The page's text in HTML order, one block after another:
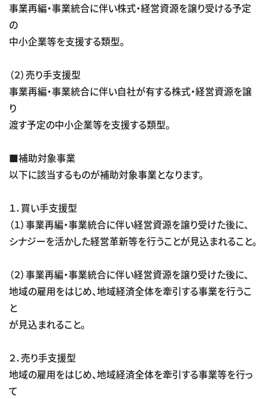
事業再編・事業統合に伴い株式・経営資源を譲り受ける予定
の
中小企業等を支援する類型。
（２）売り手支援型
事業再編・事業統合に伴い自社が有する株式・経営資源を譲
り
渡す予定の中小企業等を支援する類型。
■補助対象事業
以下に該当するものが補助対象事業となります。
１．買い手支援型
（１）事業再編・事業統合に伴い経営資源を譲り受けた後に、
シナジーを活かした経営革新等を行うことが見込まれること。
（２）事業再編・事業統合に伴い経営資源を譲り受けた後に、
地域の雇用をはじめ、地域経済全体を牽引する事業を行うこ
と
が見込まれること。
２．売り手支援型
地域の雇用をはじめ、地域経済全体を牽引する事業等を行っ
て